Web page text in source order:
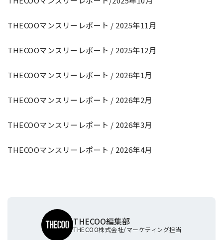
THECOOマンスリーレポート / 2025年11月
THECOOマンスリーレポート / 2025年12月
THECOOマンスリーレポート / 2026年1月
THECOOマンスリーレポート / 2026年2月
THECOOマンスリーレポート / 2026年3月
THECOOマンスリーレポート / 2026年4月
THECOO編集部
THECOO株式会社/マーケティング担当